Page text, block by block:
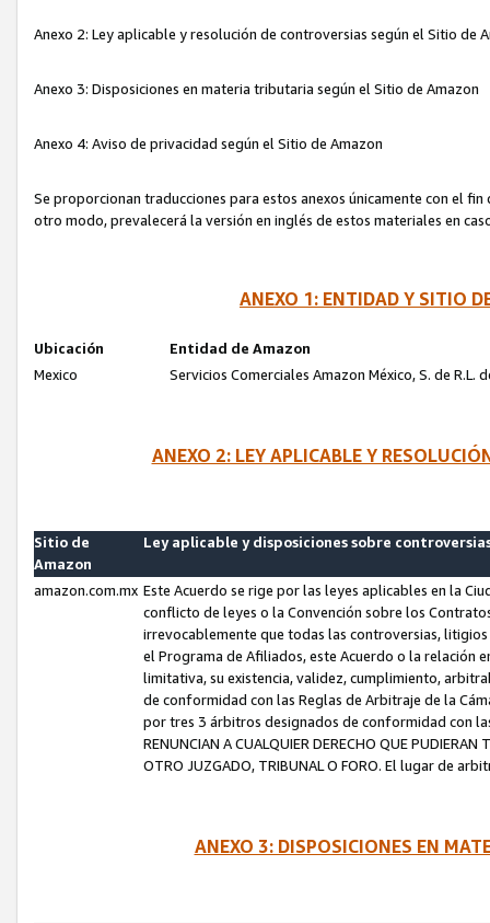
Anexo 2: Ley aplicable y resolución de controversias según el Sitio de
Anexo 3: Disposiciones en materia tributaria según el Sitio de Amazon
Anexo 4: Aviso de privacidad según el Sitio de Amazon
Se proporcionan traducciones para estos anexos únicamente con el
otro modo, prevalecerá la versión en inglés de estos materiales en
ANEXO 1: ENTIDAD Y SITIO
Ubicación
Entidad de Amazon
Mexico
Servicios Comerciales Amazon México, S. de R.L.
ANEXO 2: LEY APLICABLE Y
Sitio de
Amazon
Ley aplicable y disposiciones sobre
amazon.com.mx Este Acuerdo se rige por las leyes aplicables en la
conflicto de leyes o la Convención sobre los
irrevocablemente que todas las controversias,
el Programa de Afiliados, este Acuerdo o la relación
limitativa, su existencia, validez, cumplimiento,
de conformidad con las Reglas de Arbitraje de la
por tres 3 árbitros designados de conformidad con las
RENUNCIAN A CUALQUIER DERECHO QUE
OTRO JUZGADO, TRIBUNAL O FORO. El lugar de
ANEXO 3: DISPOSICIONES EN